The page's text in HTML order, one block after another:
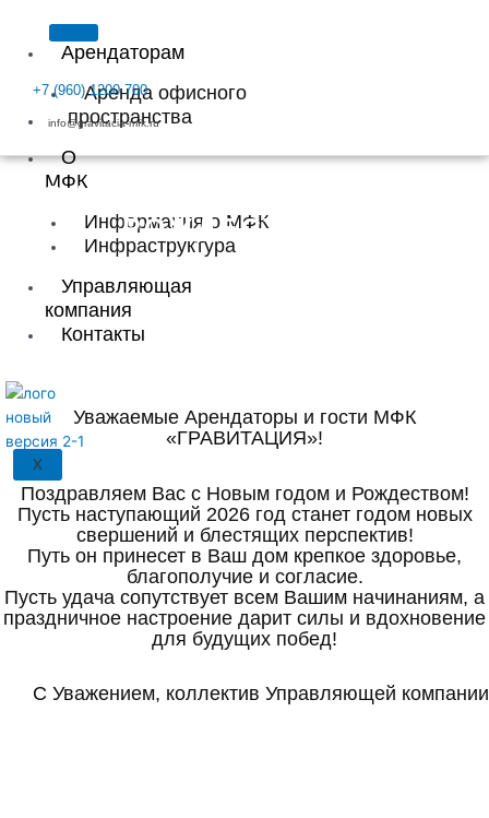
содержимомуАрендаторам
Аренда офисного
пространства
О
МФК
Информация о МФК
Инфраструктура
Управляющая
компания
Контакты
X
+7 (960) 1200 700
info@gravitacia-mfk.ru
С НОВЫМ 2026 ГОДОМ И
РОЖДЕСТВОМ!
Уважаемые Арендаторы и гости МФК
«ГРАВИТАЦИЯ»!
Поздравляем Вас с Новым годом и Рождеством!
Пусть наступающий 2026 год станет годом новых
свершений и блестящих перспектив!
Путь он принесет в Ваш дом крепкое здоровье,
благополучие и согласие.
Пусть удача сопутствует всем Вашим начинаниям, а
праздничное настроение дарит силы и вдохновение
для будущих побед!
С Уважением, коллектив Управляющей компании